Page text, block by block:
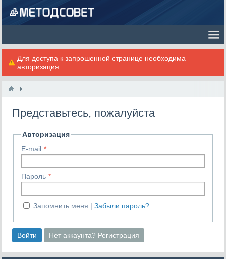
Для доступа к запрошенной странице необходима
авторизация
Представьтесь, пожалуйста
Авторизация
E-mail
Пароль
Запомнить меня Забыли пароль?
Войти Нет аккаунта? Регистрация